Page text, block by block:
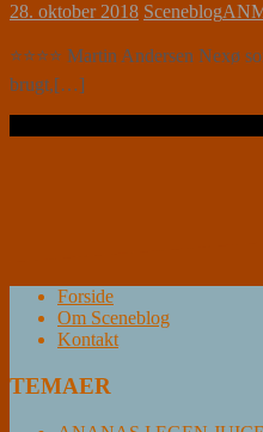
28. oktober 2018 Sceneblog
⭐⭐⭐⭐ Martin Andersen Nexø
brugt,[…]
Forside
Om Sceneblog
Kontakt
TEMAER